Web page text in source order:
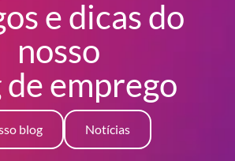
e dicas do
nosso
de emprego
blog Notícias